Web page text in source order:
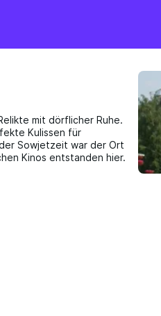
mit dörflicher Ruhe.
Kulissen für
Sowjetzeit war der Ort
Kinos entstanden hier.